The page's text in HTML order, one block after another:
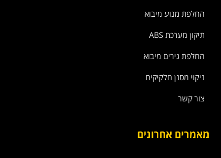
החלפת מנוע מיבוא
תיקון מערכת ABS
החלפת גירים מיבוא
ניקוי מסנן חלקיקים
צור קשר
מאמרים אחרונים